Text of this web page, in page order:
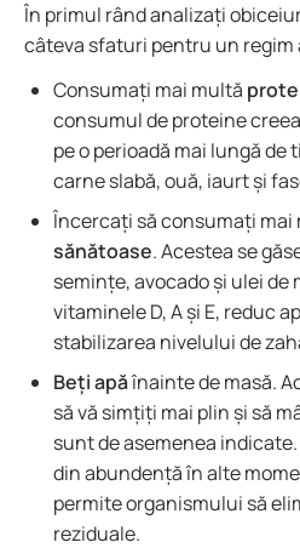
În primul rând analizați
câteva sfaturi pentru un
Consumați mai multă
consumul de proteine
pe o perioadă mai lungă de
carne slabă, ouă, iaurt și
Încercați să consumați mai
sănătoase. Acestea se
semințe, avocado și ulei de
vitaminele D, A și E, reduc
stabilizarea nivelului de
Beți apăînainte de masă.
să vă simțiți mai plin și să
sunt de asemenea
din abundență în alte
permite organismului să
reziduale.